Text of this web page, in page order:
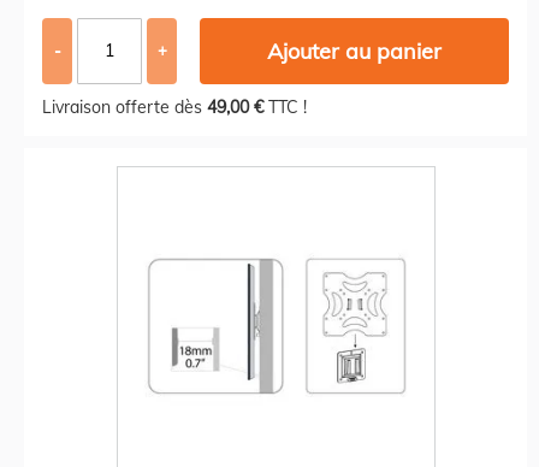
- + Ajouter au panier
Livraison offerte dès 49,00 €TTC !